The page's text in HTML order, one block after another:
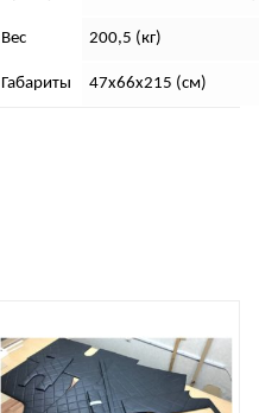
Вес 200,5 (кг)
Габариты 47х66х215 (см)